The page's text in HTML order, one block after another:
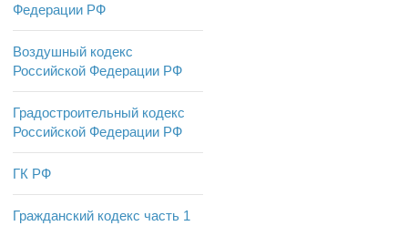
Федерации РФ
Воздушный кодекс
Российской Федерации РФ
Градостроительный кодекс
Российской Федерации РФ
ГК РФ
Гражданский кодекс часть 1